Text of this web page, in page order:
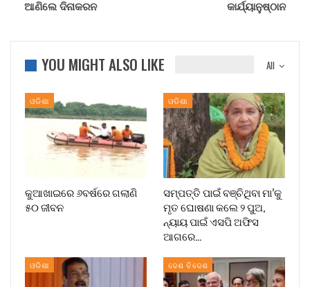
ଆଣିଲେ ଦିନାକରନ
କାର୍ଯ୍ୟାନୁଷ୍ଠାନ
All
YOU MIGHT ALSO LIKE
ଓଡିଶା
କୁଆଖାଇରେ ୬ବର୍ଷରେ ଗଲାଣି
୫୦ ଜୀବନ
ଓଡିଶା
ସମ୍ପତ୍ତି ପାଇଁ ବଞ୍ଚିଥିବା ମା’କୁ
ମୃତ ଘୋଷଣା କଲେ ୨ ପୁଅ,
ନ୍ୟାୟ ପାଇଁ ଏସପି ଅଫିସ
ଆଗରେ…
ଓଡିଶା ଦେଶ ବିଦେଶ